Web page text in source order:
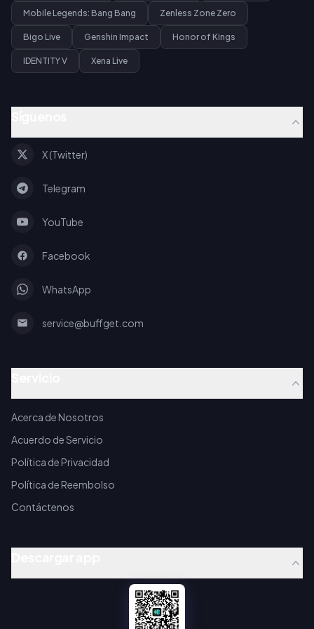
Mobile Legends: Bang Bang Zenless Zone Zero
Bigo Live Genshin Impact Honor of Kings
IDENTITY V Xena Live
X (Twitter)
Telegram
YouTube
Facebook
WhatsApp
service@buffget.com
Acerca de Nosotros
Acuerdo de Servicio
Política de Privacidad
Política de Reembolso
Contáctenos